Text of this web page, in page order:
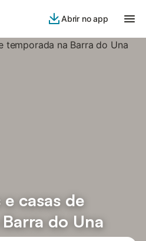
Abrir no app
casas de
do Una